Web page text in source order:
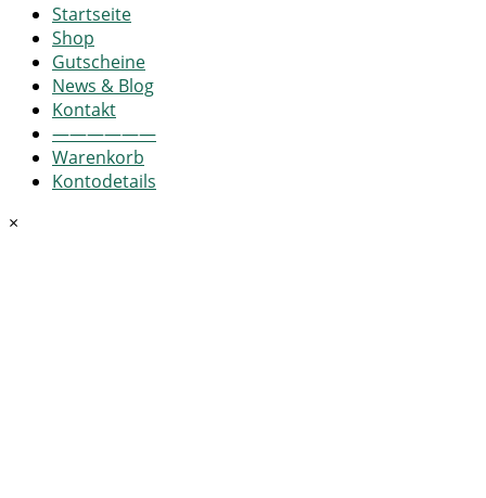
Startseite
Shop
Gutscheine
News & Blog
Kontakt
——————
Warenkorb
Kontodetails
×